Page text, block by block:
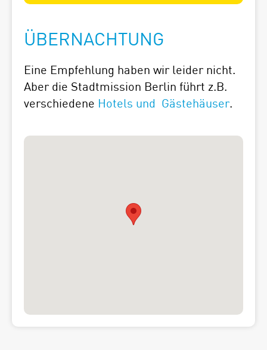
ÜBERNACHTUNG
Eine Empfehlung haben wir leider nicht.
Aber die Stadtmission Berlin führt z.B.
verschiedene Hotels und Gästehäuser.